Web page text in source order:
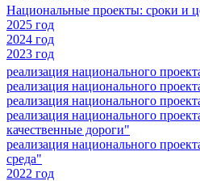
Национальные проекты: сроки и
2025 год
2024 год
2023 год
реализация национального
реализация национального
реализация национального
реализация национального
качественные дороги"
реализация национального
среда"
2022 год